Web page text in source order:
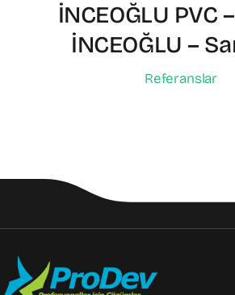
İNCEOĞLU PVC
İNCEOĞLU –
Referanslar